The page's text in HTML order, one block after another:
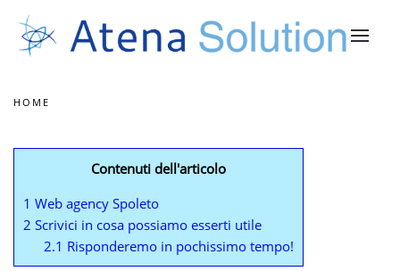
HOME
Contenuti dell'articolo
1 Web agency Spoleto
2 Scrivici in cosa possiamo esserti utile
2.1 Risponderemo in pochissimo tempo!